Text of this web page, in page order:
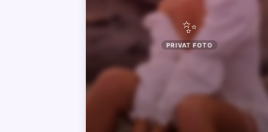
✨
PRIVAT FOTO